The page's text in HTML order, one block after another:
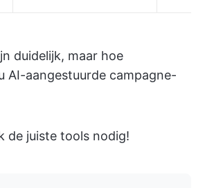
duidelijk, maar hoe
AI-aangestuurde campagne-
de juiste tools nodig!